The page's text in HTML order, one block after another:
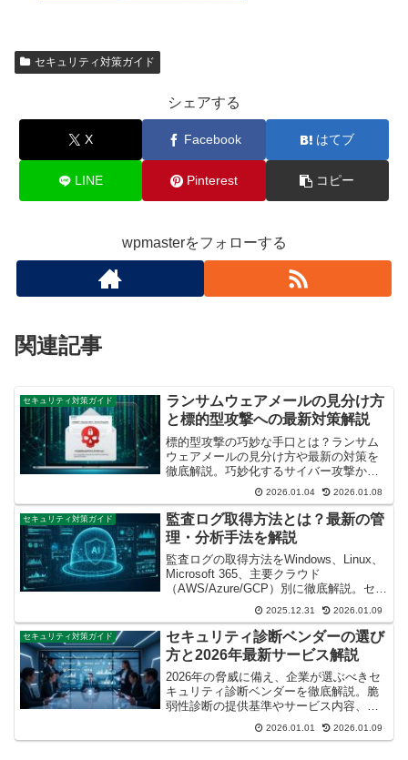
セキュリティ対策ガイド
シェアする
X Facebook はてブ
LINE Pinterest コピー
wpmasterをフォローする
関連記事
セキュリティ対策ガイド
ランサムウェアメールの見分け方
と標的型攻撃への最新対策解説
標的型攻撃の巧妙な手口とは？ランサム
ウェアメールの見分け方や最新の対策を
徹底解説。巧妙化するサイバー攻撃から
個人や企業の情報を守るための特定法を
記事で紹介。被害を防ぐための教育や最
新の防御サービスについて詳しく解説し
ます。
2026.01.04 2026.01.08
セキュリティ対策ガイド
監査ログ取得方法とは？最新の管
理・分析手法を解説
監査ログの取得方法をWindows、Linux、
Microsoft 365、主要クラウド
（AWS/Azure/GCP）別に徹底解説。セキ
ュリティ対策に不可欠なログの出力・収
集法から、2026年最新のAI活用分析ま
で、実務に役立つ情報を網羅した完全ガ
イド記事です。
2025.12.31 2026.01.09
セキュリティ対策ガイド
セキュリティ診断ベンダーの選び
方と2026年最新サービス解説
2026年の脅威に備え、企業が選ぶべきセ
キュリティ診断ベンダーを徹底解説。脆
弱性診断の提供基準やサービス内容、費
用対効果を比較します。最新のサイバー
攻撃予測を公開し、診断の必要性と信頼
2026.01.01 2026.01.09